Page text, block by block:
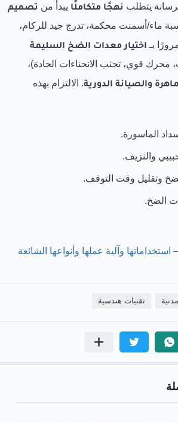
يتطلب نهجًا متكاملًا يبدأ من تصميم
ماء/أسمنت محكمة، تدرج جيد للركام،
بـ اختيار معدات الضخ السليمة
قوي، تجنب الانحناءات الحادة)،
والصيانة الدورية. الالتزام بهذه
الماسورة.
والنزيف.
وتقليل وقت التوقف.
الضخ.
وآلية عملها وأنواعها الشائعة
تقنيات هندسية